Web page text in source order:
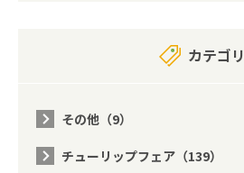
カテゴリ
その他（9）
チューリップフェア（139）